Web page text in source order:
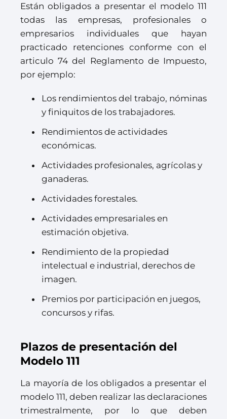
Están obligados a presentar el modelo 111
todas las empresas, profesionales o
empresarios individuales que hayan
practicado retenciones conforme con el
articulo 74 del Reglamento de Impuesto,
por ejemplo:
Los rendimientos del trabajo, nóminas
y finiquitos de los trabajadores.
Rendimientos de actividades
económicas.
Actividades profesionales, agrícolas y
ganaderas.
Actividades forestales.
Actividades empresariales en
estimación objetiva.
Rendimiento de la propiedad
intelectual e industrial, derechos de
imagen.
Premios por participación en juegos,
concursos y rifas.
Plazos de presentación del
Modelo 111
La mayoría de los obligados a presentar el
modelo 111, deben realizar las declaraciones
trimestralmente, por lo que deben